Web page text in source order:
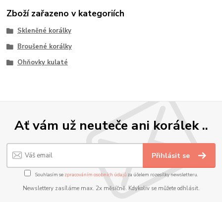
Zboží zařazeno v kategoriích
Skleněné korálky
Broušené korálky
Ohňovky kulaté
Ať vám už neuteče ani korálek ..
Přihlásit se
Souhlasím se zpracováním osobních údajůza účelem rozesílky newsletteru.
Newslettery zasíláme max. 2x měsíčně. Kdykoliv se můžete odhlásit.